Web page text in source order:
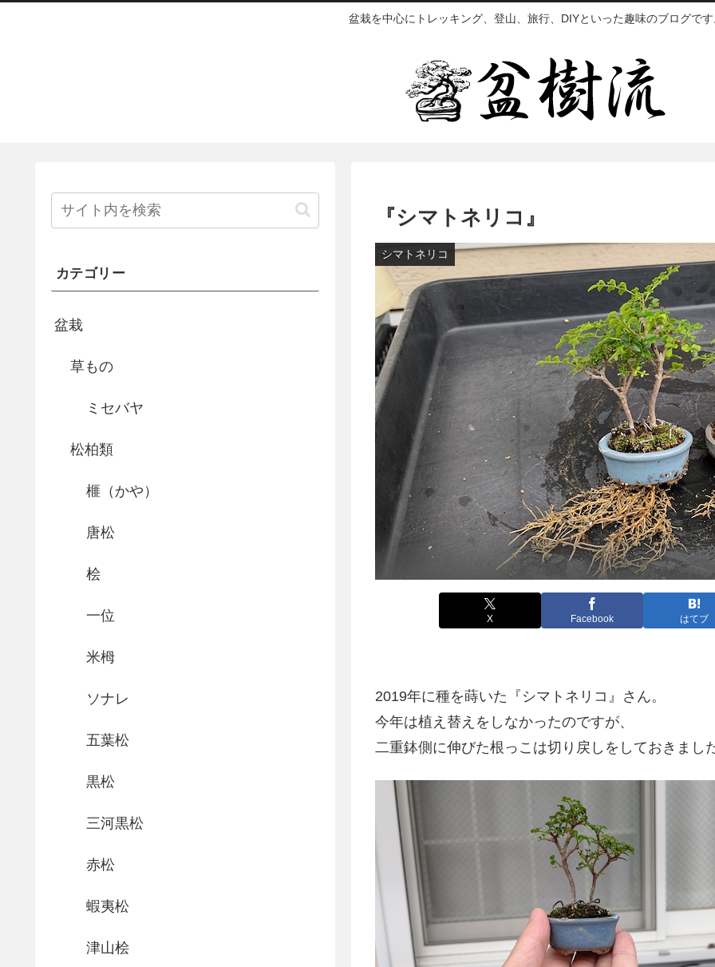
盆栽を中心にトレッキング、登山、旅行、DIYといった趣味のブログで
『シマトネリコ』
シマトネリコ
X Facebook はてブ
2019年に種を蒔いた『シマトネリコ』さん。
今年は植え替えをしなかったのですが、
二重鉢側に伸びた根っこは切り戻しをしておきまし
カテゴリー
盆栽
草もの
ミセバヤ
松柏類
榧（かや）
唐松
桧
一位
米栂
ソナレ
五葉松
黒松
三河黒松
赤松
蝦夷松
津山桧